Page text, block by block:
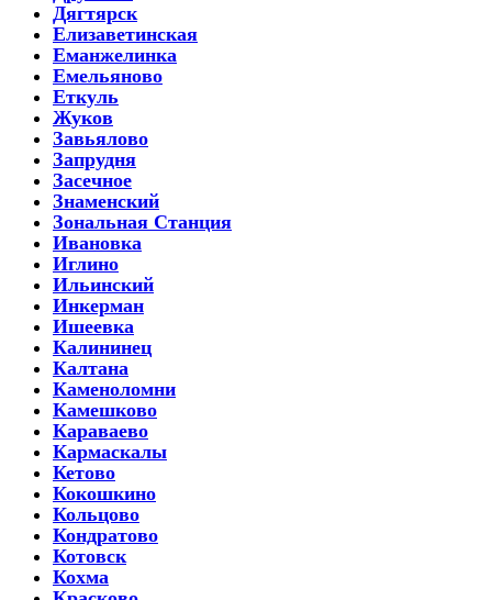
Дягтярск
Елизаветинская
Еманжелинка
Емельяново
Еткуль
Жуков
Завьялово
Запрудня
Засечное
Знаменский
Зональная Станция
Ивановка
Иглино
Ильинский
Инкерман
Ишеевка
Калининец
Калтана
Каменоломни
Камешково
Караваево
Кармаскалы
Кетово
Кокошкино
Кольцово
Кондратово
Котовск
Кохма